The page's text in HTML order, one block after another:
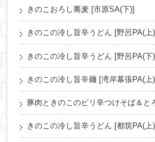
きのこおろし蕎麦 [市原SA(下)]
きのこの冷し旨辛うどん [野呂PA(上)]
きのこの冷し旨辛うどん [野呂PA(下
きのこの冷し旨辛麺 [湾岸幕張PA(上)]
豚肉ときのこのピリ辛つけそば＆と
きのこの冷し旨辛うどん [都筑PA(上)]